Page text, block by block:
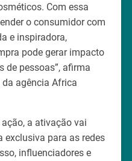
Com essa
o consumidor com
e inspiradora,
pode gerar impacto
de pessoas”, afirma
da agência Africa
a ativação vai
para as redes
influenciadores e